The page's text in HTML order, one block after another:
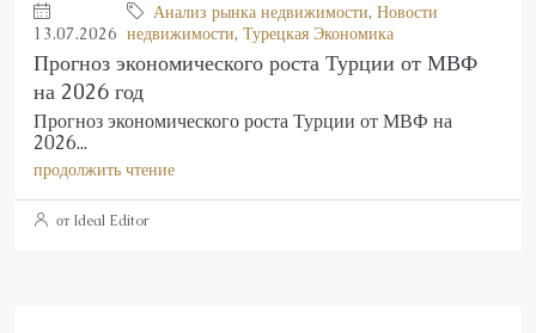
13.07.2026
Анализ рынка недвижимости, Новости
недвижимости, Турецкая Экономика
Прогноз экономического роста Турции от МВФ
на 2026 год
Прогноз экономического роста Турции от МВФ на
2026...
продолжить чтение
от Ideal Editor